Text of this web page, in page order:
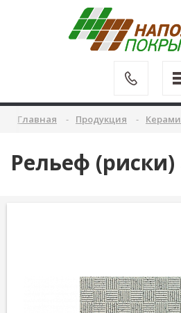
Главная Продукция
Рельеф (риски)